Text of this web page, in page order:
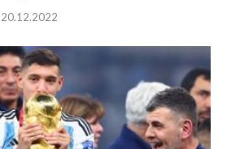
20.12.2022